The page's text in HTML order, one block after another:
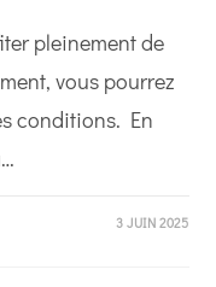
pleinement de
vous pourrez
conditions. En
3 JUIN 2025